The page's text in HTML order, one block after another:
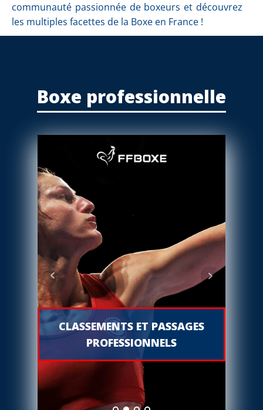
communauté passionnée de boxeurs et découvrez
les multiples facettes de la Boxe en France !
Boxe professionnelle
CLASSEMENTS ET PASSAGES
PROFESSIONNELS